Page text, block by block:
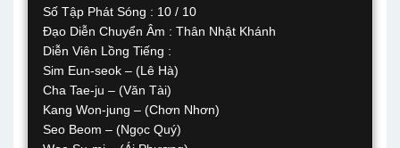
Số Tập Phát Sóng : 10 / 10
Đạo Diễn Chuyển Âm : Thân Nhật Khánh
Diễn Viên Lồng Tiếng :
Sim Eun-seok – (Lê Hà)
Cha Tae-ju – (Văn Tài)
Kang Won-jung – (Chơn Nhơn)
Seo Beom – (Ngọc Quý)